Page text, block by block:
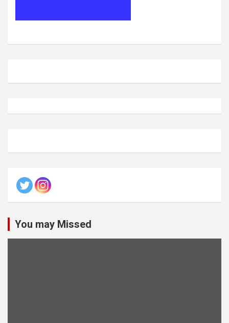
You may Missed